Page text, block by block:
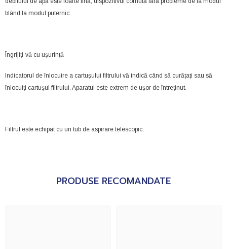
blând la modul puternic.
Îngrijiți-vă cu ușurință
Indicatorul de înlocuire a cartușului filtrului vă indică când să curățați sau să
înlocuiți cartușul filtrului. Aparatul este extrem de ușor de întreținut.
Filtrul este echipat cu un tub de aspirare telescopic.
PRODUSE RECOMANDATE